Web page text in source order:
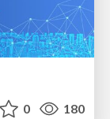
0 180